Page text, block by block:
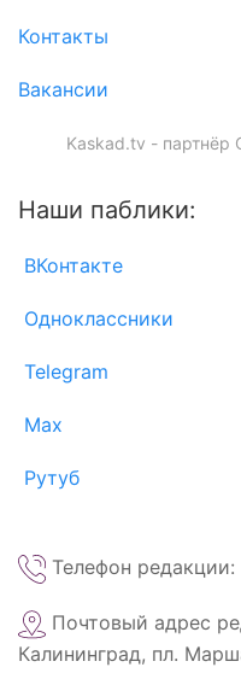
Контакты
Вакансии
Kaskad.tv - партнёр
Наши паблики:
ВКонтакте
Одноклассники
Telegram
Max
Рутуб
Телефон
Почтовый адрес
Калининград, пл.